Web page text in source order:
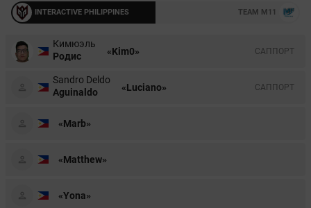
INTERACTIVE PHILIPPINES TEAM M11
Кимюэль
Родис
«Kim0» CАППОРТ
Sandro Deldo
Aguinaldo
«Luciano» CАППОРТ
«Marb»
«Matthew»
«Yona»